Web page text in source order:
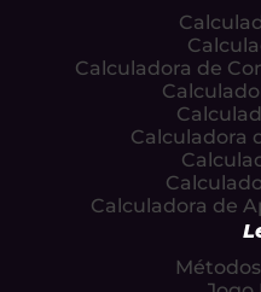
Calculadora de
Calculadora
Calculadora de